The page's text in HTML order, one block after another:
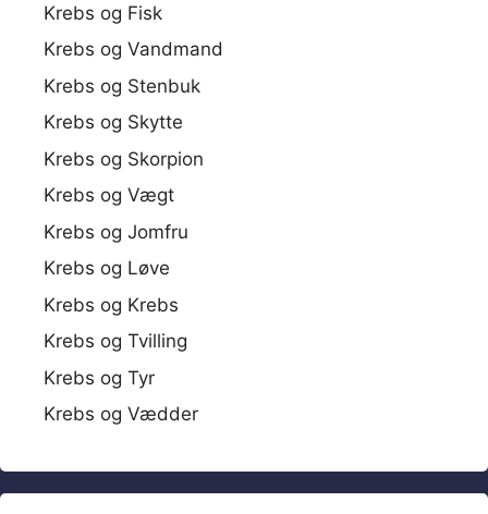
Krebs og Fisk
Krebs og Vandmand
Krebs og Stenbuk
Krebs og Skytte
Krebs og Skorpion
Krebs og Vægt
Krebs og Jomfru
Krebs og Løve
Krebs og Krebs
Krebs og Tvilling
Krebs og Tyr
Krebs og Vædder